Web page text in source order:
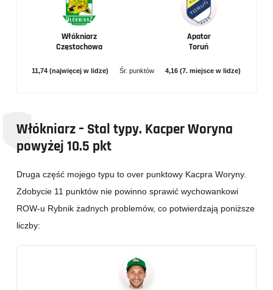
Włókniarz
Częstochowa
Apator
Toruń
11,74 (najwięcej w lidze) Śr. punktów 4,16 (7. miejsce w lidze)
Włókniarz – Stal typy. Kacper Woryna
powyżej 10.5 pkt
Druga część mojego typu to over punktowy Kacpra Woryny.
Zdobycie 11 punktów nie powinno sprawić wychowankowi
ROW-u Rybnik żadnych problemów, co potwierdzają poniższe
liczby: